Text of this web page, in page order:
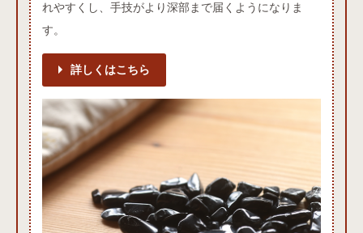
れやすくし、手技がより深部まで届くようになりま
す。
詳しくはこちら